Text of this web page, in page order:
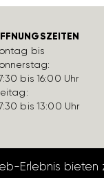
Erlebnis bieten
bis
bis 16:00 Uhr
bis 13:00 Uhr